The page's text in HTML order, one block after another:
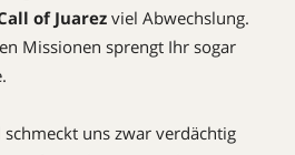
of Juarez viel Abwechslung.
Missionen sprengt Ihr sogar
uns zwar verdächtig